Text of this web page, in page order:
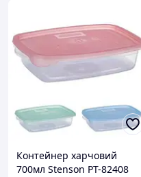
Контейнер харчовий
700мл Stenson PT-82408